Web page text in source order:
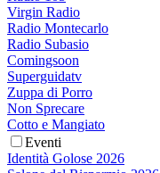
Virgin Radio
Radio Montecarlo
Radio Subasio
Comingsoon
Superguidatv
Zuppa di Porro
Non Sprecare
Cotto e Mangiato
Eventi
Identità Golose 2026